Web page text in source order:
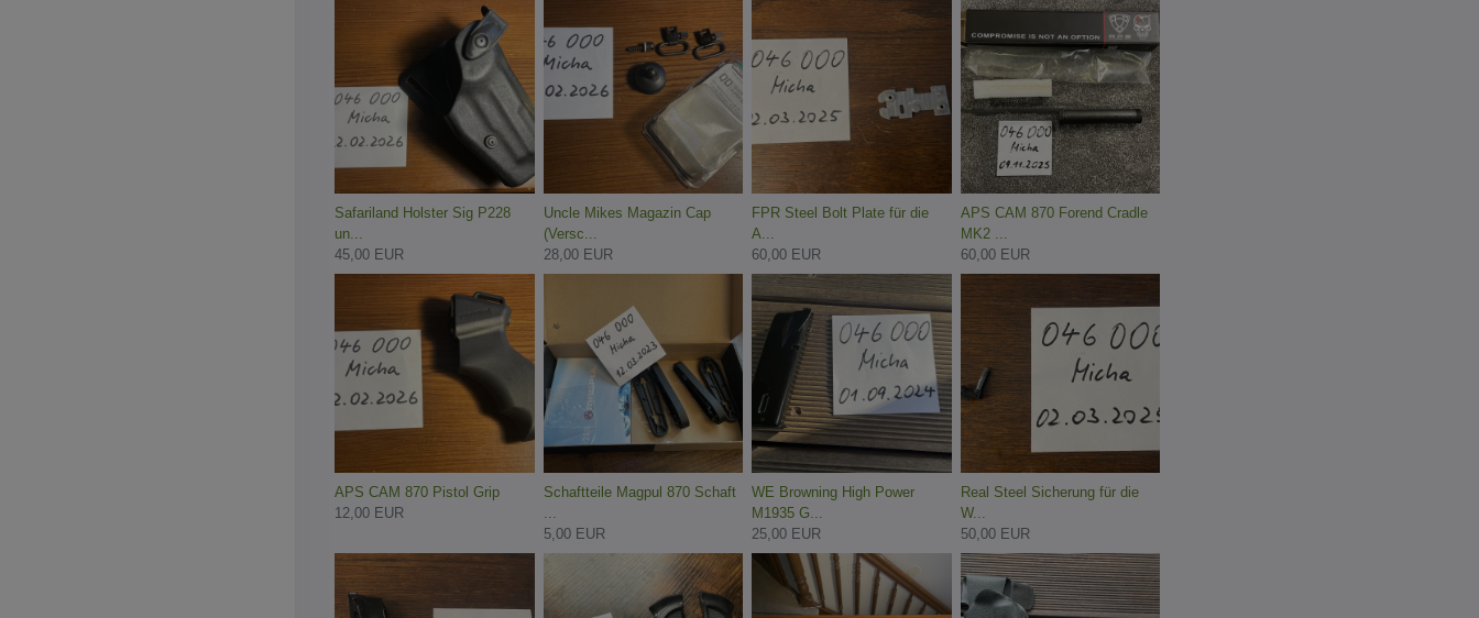
Safariland Holster Sig P228
un...
45,00 EUR
Uncle Mikes Magazin Cap
(Versc...
28,00 EUR
FPR Steel Bolt Plate für die
A...
60,00 EUR
APS CAM 870 Forend Cradle
MK2 ...
60,00 EUR
APS CAM 870 Pistol Grip
12,00 EUR
Schaftteile Magpul 870 Schaft
...
5,00 EUR
WE Browning High Power
M1935 G...
25,00 EUR
Real Steel Sicherung für die
W...
50,00 EUR